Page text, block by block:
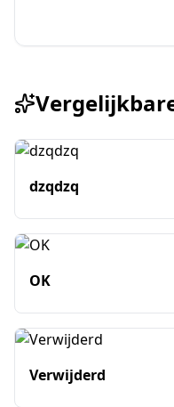
dzqdzq
OK
Verwijderd